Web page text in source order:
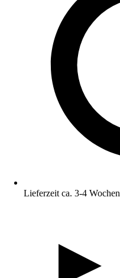
Lieferzeit ca. 3-4 Wochen